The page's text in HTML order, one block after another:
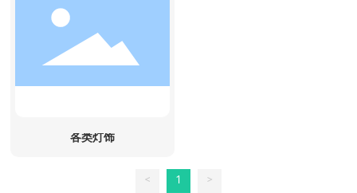
各类灯饰
< 1 >